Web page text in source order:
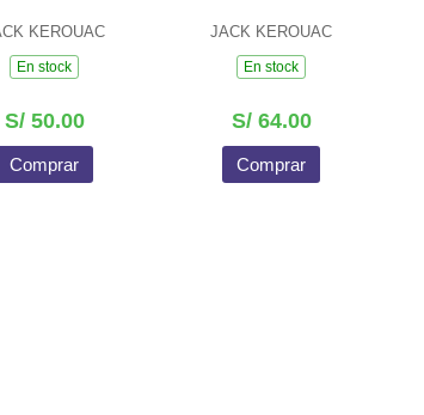
KEROUAC
En stock
S/ 50.00
Comprar
JACK KEROUAC
En stock
S/ 64.00
Comprar